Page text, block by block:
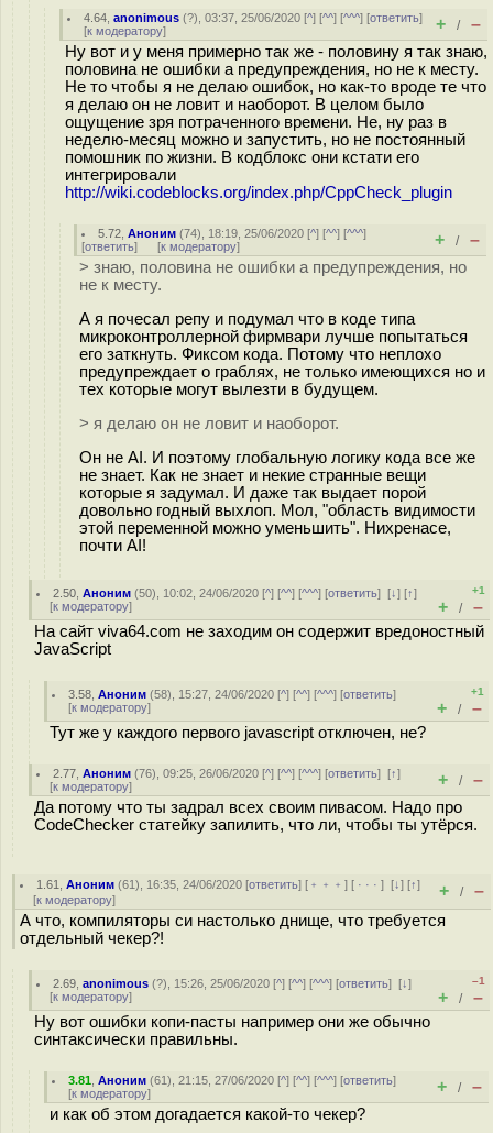
4.64 ,anonimous (?), 03:37, 25/06/2020 [^] [^^] [^^^] [ответить]
[к модератору] + / –
Ну вот и у меня примерно так же - половину я так знаю,
половина не ошибки а предупреждения, но не к месту.
Не то чтобы я не делаю ошибок, но как-то вроде те что
я делаю он не ловит и наоборот. В целом было
ощущение зря потраченного времени. Не, ну раз в
неделю-месяц можно и запустить, но не постоянный
помошник по жизни. В кодблокс они кстати его
интегрировали
http://wiki.codeblocks.org/index.php/CppCheck_plugin
5.72 ,Аноним (74), 18:19, 25/06/2020 [^] [^^] [^^^]
[ответить] [к модератору] + / –
> знаю, половина не ошибки а предупреждения, но
не к месту.
А я почесал репу и подумал что в коде типа
микроконтроллерной фирмвари лучше попытаться
его заткнуть. Фиксом кода. Потому что неплохо
предупреждает о граблях, не только имеющихся но и
тех которые могут вылезти в будущем.
> я делаю он не ловит и наоборот.
Он не AI. И поэтому глобальную логику кода все же
не знает. Как не знает и некие странные вещи
которые я задумал. И даже так выдает порой
довольно годный выхлоп. Мол, "область видимости
этой переменной можно уменьшить". Нихренасе,
почти AI!
2.50 ,Аноним (50), 10:02, 24/06/2020 [^] [^^] [^^^] [ответить][↓] [↑]
[к модератору]
+1
+ / –
На сайт viva64.com не заходим он содержит вредоностный
JavaScript
3.58 ,Аноним (58), 15:27, 24/06/2020 [^] [^^] [^^^] [ответить]
[к модератору]
+1
+ / –
Тут же у каждого первого javascript отключен, не?
2.77 ,Аноним (76), 09:25, 26/06/2020 [^] [^^] [^^^] [ответить][↑]
[к модератору] + / –
Да потому что ты задрал всех своим пивасом. Надо про
CodeChecker статейку запилить, что ли, чтобы ты утёрся.
1.61 ,Аноним (61), 16:35, 24/06/2020 [ответить] [ ﹢﹢﹢] [ · · ·][↓] [↑]
[к модератору] + / –
А что, компиляторы си настолько днище, что требуется
отдельный чекер?!
2.69 ,anonimous (?), 15:26, 25/06/2020 [^] [^^] [^^^] [ответить][↓]
[к модератору]
–1
+ / –
Ну вот ошибки копи-пасты например они же обычно
синтаксически правильны.
3.81 ,Аноним (61), 21:15, 27/06/2020 [^] [^^] [^^^] [ответить]
[к модератору] + / –
и как об этом догадается какой-то чекер?